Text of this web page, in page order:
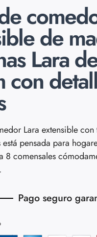
de
Lara
con
Lara extensible
pensada para
8 comensales
Pago seguro